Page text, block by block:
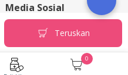
0
Teruskan
Media Sosial